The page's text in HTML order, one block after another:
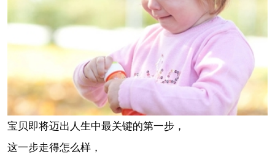
宝贝即将迈出人生中最关键的第一步，
这一步走得怎么样，